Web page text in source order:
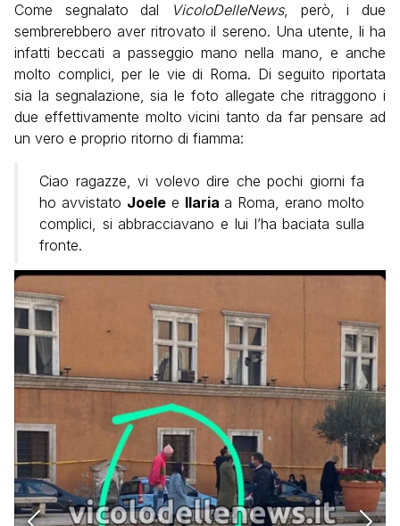
Come segnalato dal VicoloDelleNews, però, i due
sembrerebbero aver ritrovato il sereno. Una utente, li ha
infatti beccati a passeggio mano nella mano, e anche
molto complici, per le vie di Roma. Di seguito riportata
sia la segnalazione, sia le foto allegate che ritraggono i
due effettivamente molto vicini tanto da far pensare ad
un vero e proprio ritorno di fiamma:
Ciao ragazze, vi volevo dire che pochi giorni fa
ho avvistato Joelee Ilaria a Roma, erano molto
complici, si abbracciavano e lui l’ha baciata sulla
fronte.